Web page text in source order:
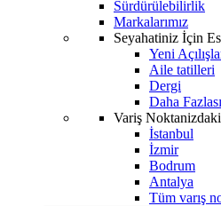
Sürdürülebilirlik
Markalarımız
Seyahatiniz İçin
Yeni
Aile tatilleri
Dergi
Daha Fazlası
Variş
İstanbul
İzmir
Bodrum
Antalya
Tüm varış